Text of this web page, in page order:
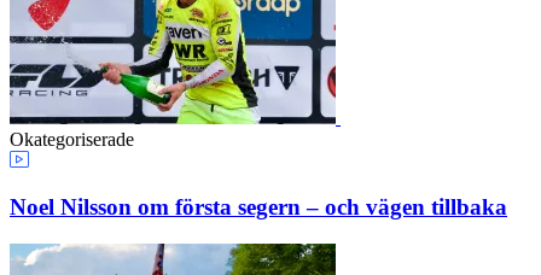
Okategoriserade
Noel Nilsson om första segern – och vägen tillbaka